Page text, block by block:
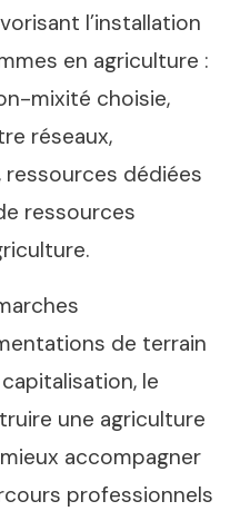
l’installation
en agriculture :
mixité choisie,
réseaux,
dédiées
ressources
de terrain
le
une agriculture
accompagner
professionnels